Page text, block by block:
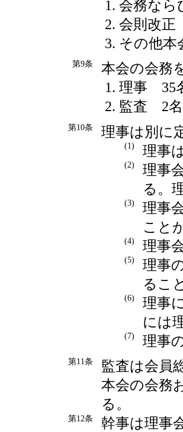
会務なら
会則改正
その他本
第9条
本会の会務
理事 35
監査 2名
第10条 理事は別に
(1) 理事
(2)
理事
る。
(3)
理事
こと
(4) 理事
(5)
理事
るこ
(6)
理事
には
(7) 理事
第11条
監査は会員
本会の会務
る。
第12条
幹事は理事